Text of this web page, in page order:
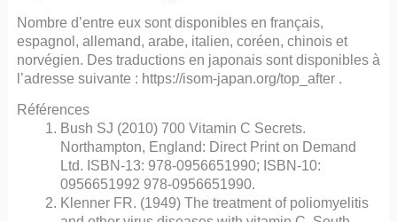
Nombre d’entre eux sont disponibles en français,
espagnol, allemand, arabe, italien, coréen, chinois et
norvégien. Des traductions en japonais sont disponibles à
l’adresse suivante : https://isom-japan.org/top_after .
Références
Bush SJ (2010) 700 Vitamin C Secrets.
Northampton, England: Direct Print on Demand
Ltd. ISBN-13: 978-0956651990; ISBN-10:
0956651992 978-0956651990.
Klenner FR. (1949) The treatment of poliomyelitis